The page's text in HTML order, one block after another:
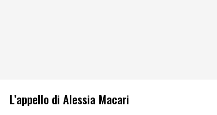
L’appello di Alessia Macari